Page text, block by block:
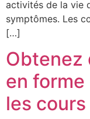
activités de la vie
symptômes. Les
[…]
Obtenez
en
les